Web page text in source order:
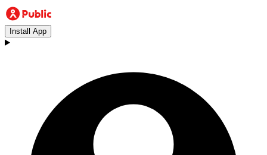
Install App